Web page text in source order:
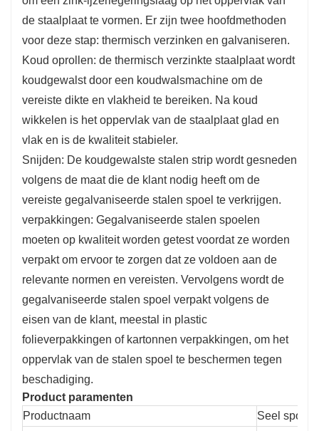
de staalplaat te vormen. Er zijn twee hoofdmethoden
voor deze stap: thermisch verzinken en galvaniseren.
Koud oprollen: de thermisch verzinkte staalplaat wordt
koudgewalst door een koudwalsmachine om de
vereiste dikte en vlakheid te bereiken. Na koud
wikkelen is het oppervlak van de staalplaat glad en
vlak en is de kwaliteit stabieler.
Snijden: De koudgewalste stalen strip wordt gesneden
volgens de maat die de klant nodig heeft om de
vereiste gegalvaniseerde stalen spoel te verkrijgen.
verpakkingen: Gegalvaniseerde stalen spoelen
moeten op kwaliteit worden getest voordat ze worden
verpakt om ervoor te zorgen dat ze voldoen aan de
relevante normen en vereisten. Vervolgens wordt de
gegalvaniseerde stalen spoel verpakt volgens de
eisen van de klant, meestal in plastic
folieverpakkingen of kartonnen verpakkingen, om het
oppervlak van de stalen spoel te beschermen tegen
beschadiging.
Product paramenten
Productnaam
Seel spoel